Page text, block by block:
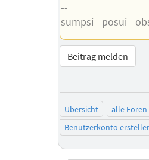
--
sumpsi - posui -
Beitrag melden
Übersicht alle Foren
Benutzerkonto